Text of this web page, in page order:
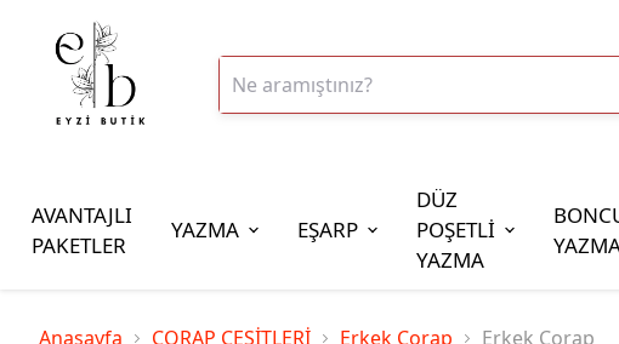
AVANTAJLI
PAKETLER
YAZMA EŞARP
DÜZ
POŞETLİ
YAZMA
İplik Çeşitleri
Anasayfa ÇORAP ÇEŞİTLERİ Erkek Çorap Erkek Çorap